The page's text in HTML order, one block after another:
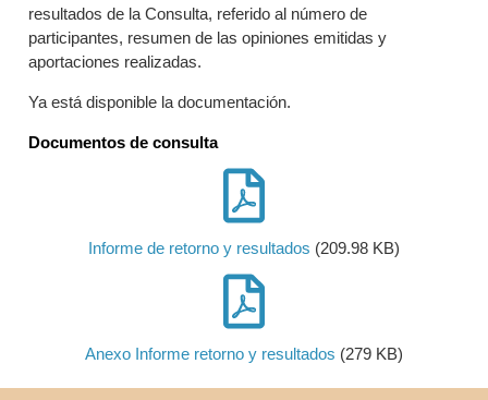
resultados de la Consulta, referido al número de
participantes, resumen de las opiniones emitidas y
aportaciones realizadas.
Ya está disponible la documentación.
Documentos de consulta
Informe de retorno y resultados (209.98 KB)
Anexo Informe retorno y resultados (279 KB)